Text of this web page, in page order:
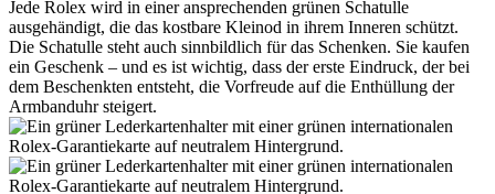
Jede Rolex wird in einer ansprechenden grünen Schatulle
ausgehändigt, die das kostbare Kleinod in ihrem Inneren schützt.
Die Schatulle steht auch sinnbildlich für das Schenken. Sie kaufen
ein Geschenk – und es ist wichtig, dass der erste Eindruck, der bei
dem Beschenkten entsteht, die Vorfreude auf die Enthüllung der
Armbanduhr steigert.